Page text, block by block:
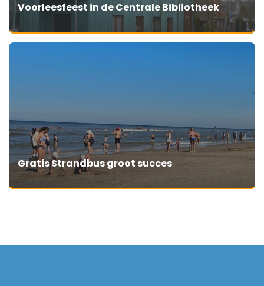
Voorleesfeest in de Centrale Bibliotheek
Gratis Strandbus groot succes